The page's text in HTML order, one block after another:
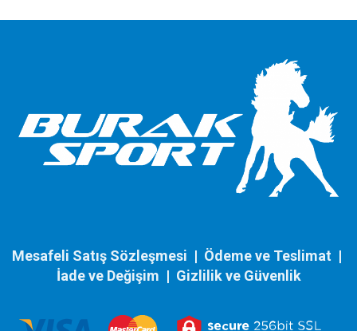
Mesafeli Satış Sözleşmesi | Ödeme ve Teslimat |
İade ve Değişim | Gizlilik ve Güvenlik